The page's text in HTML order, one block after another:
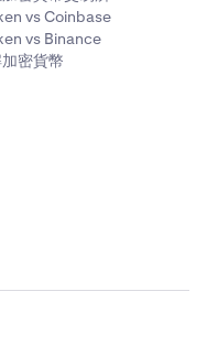
vs Coinbase
vs Binance
密貨幣